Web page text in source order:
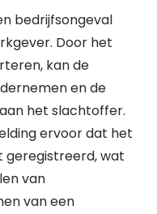
bedrijfsongeval
Door het
kan de
en de
het slachtoffer.
ervoor dat het
geregistreerd, wat
van
van een